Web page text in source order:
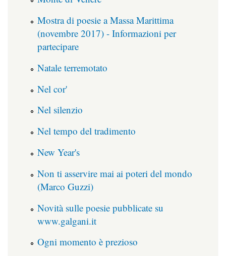
Mostra di poesie a Massa Marittima
(novembre 2017) - Informazioni per
partecipare
Natale terremotato
Nel cor'
Nel silenzio
Nel tempo del tradimento
New Year's
Non ti asservire mai ai poteri del mondo
(Marco Guzzi)
Novità sulle poesie pubblicate su
www.galgani.it
Ogni momento è prezioso